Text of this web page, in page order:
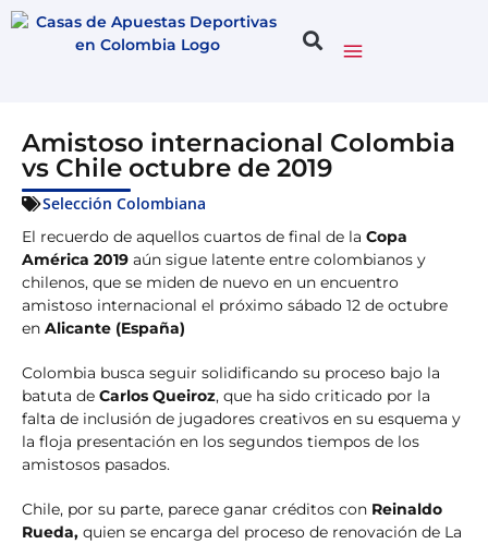
Amistoso internacional Colombia
vs Chile octubre de 2019
Selección Colombiana
El recuerdo de aquellos cuartos de final de la Copa
América 2019 aún sigue latente entre colombianos y
chilenos, que se miden de nuevo en un encuentro
amistoso internacional el próximo sábado 12 de octubre
en Alicante (España)
Colombia busca seguir solidificando su proceso bajo la
batuta de Carlos Queiroz, que ha sido criticado por la
falta de inclusión de jugadores creativos en su esquema y
la floja presentación en los segundos tiempos de los
amistosos pasados.
Chile, por su parte, parece ganar créditos con Reinaldo
Rueda, quien se encarga del proceso de renovación de La